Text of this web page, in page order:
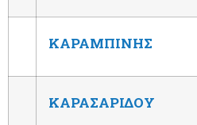
ΚΑΡΑΜΠΙΝΗΣ
ΚΑΡΑΣΑΡΙΔΟΥ